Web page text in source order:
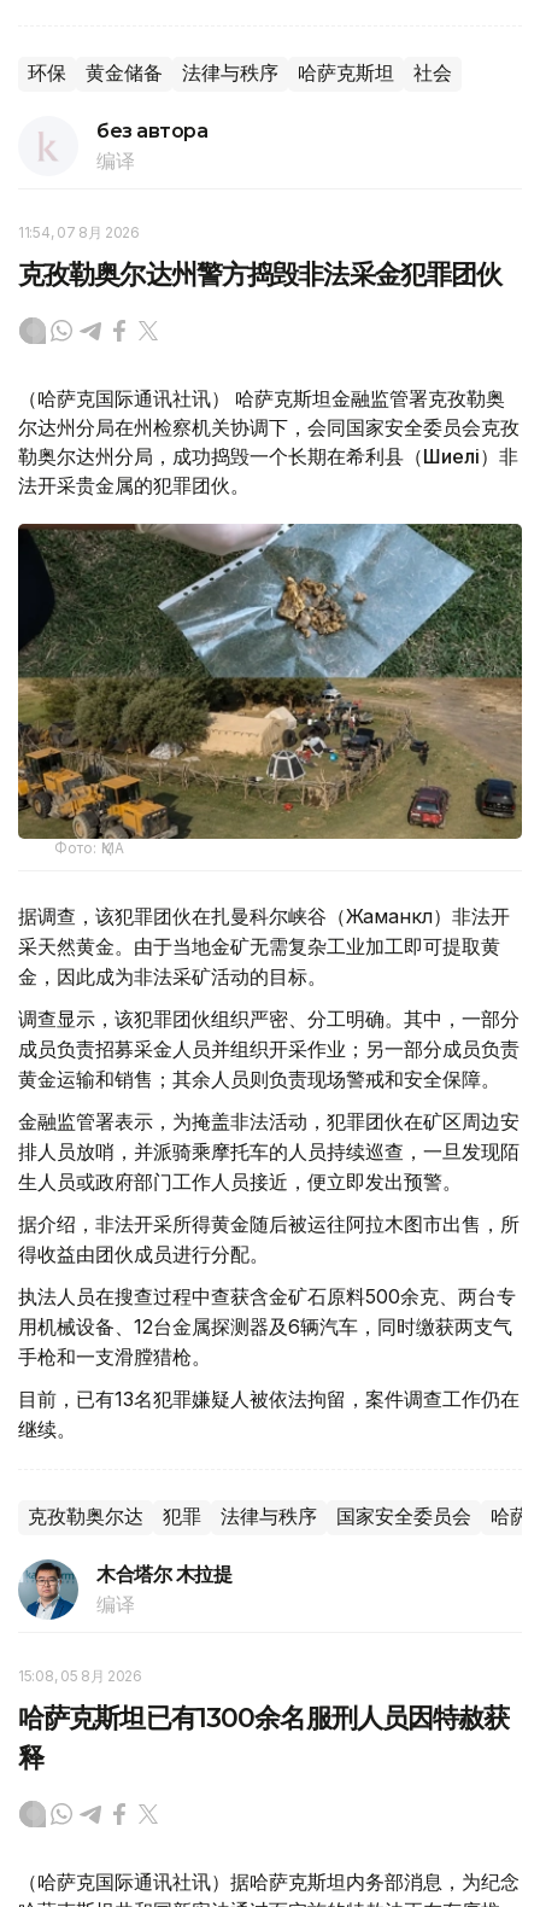
环保 黄金储备 法律与秩序 哈萨克斯坦 社会
без автора
编译
11:54, 07 8月 2026
克孜勒奥尔达州警方捣毁非法采金犯罪团伙
（哈萨克国际通讯社讯） 哈萨克斯坦金融监管署克孜勒奥
尔达州分局在州检察机关协调下，会同国家安全委员会克孜
勒奥尔达州分局，成功捣毁一个长期在希利县（Шиелі）非
法开采贵金属的犯罪团伙。
Фото: ҚМА
据调查，该犯罪团伙在扎曼科尔峡谷（Жаманкөл）非法开
采天然黄金。由于当地金矿无需复杂工业加工即可提取黄
金，因此成为非法采矿活动的目标。
调查显示，该犯罪团伙组织严密、分工明确。其中，一部分
成员负责招募采金人员并组织开采作业；另一部分成员负责
黄金运输和销售；其余人员则负责现场警戒和安全保障。
金融监管署表示，为掩盖非法活动，犯罪团伙在矿区周边安
排人员放哨，并派骑乘摩托车的人员持续巡查，一旦发现陌
生人员或政府部门工作人员接近，便立即发出预警。
据介绍，非法开采所得黄金随后被运往阿拉木图市出售，所
得收益由团伙成员进行分配。
执法人员在搜查过程中查获含金矿石原料500余克、两台专
用机械设备、12台金属探测器及6辆汽车，同时缴获两支气
手枪和一支滑膛猎枪。
目前，已有13名犯罪嫌疑人被依法拘留，案件调查工作仍在
继续。
克孜勒奥尔达 犯罪 法律与秩序 国家安全委员会 哈萨
木合塔尔 木拉提
编译
15:08, 05 8月 2026
哈萨克斯坦已有1300余名服刑人员因特赦获
释
（哈萨克国际通讯社讯）据哈萨克斯坦内务部消息，为纪念